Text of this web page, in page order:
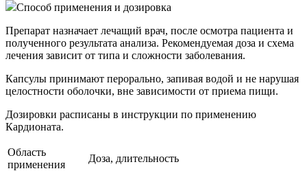
Способ применения и дозировка
Препарат назначает лечащий врач, после осмотра пациента и
полученного результата анализа. Рекомендуемая доза и схема
лечения зависит от типа и сложности заболевания.
Капсулы принимают перорально, запивая водой и не нарушая
целостности оболочки, вне зависимости от приема пищи.
Дозировки расписаны в инструкции по применению
Кардионата.
Область
применения
Доза, длительность